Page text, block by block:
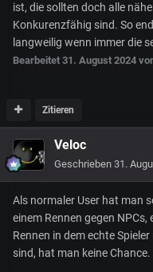
ist, die sollten doch alle
Konkurenzfähig sind. So
langweilig wenn immer die
Bearbeitet 31. August 2024
Zitieren
Veloc
Geschrieben 31.
Als normaler User hat man
einem Rennen gegen
Rennen in dem echte
sind, hat man keine Chance.